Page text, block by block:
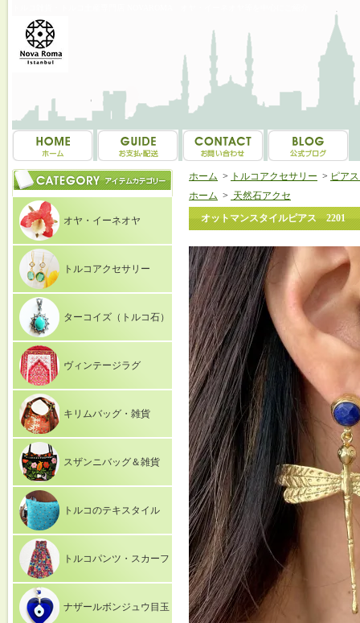
オヤ・イーネオヤ
トルコアクセサリー
ターコイズ（トルコ石）
ヴィンテージラグ
キリムバッグ・雑貨
スザンニバッグ＆雑貨
トルコのテキスタイル
トルコパンツ・スカーフ
ナザールボンジュウ目玉
ホーム > トルコアクセサリー > ピア
ホーム > 天然石アクセ
オットマンスタイルピアス 2201